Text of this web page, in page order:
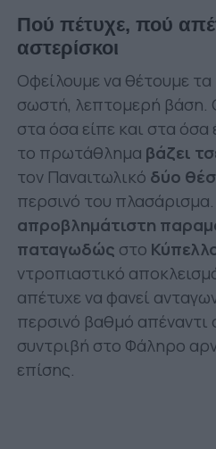
Πού πέτυχε, πού
αστερίσκοι
Οφείλουμε να θέτουμε
σωστή, λεπτομερή βάση.
στα όσα είπε και στα
το πρωτάθλημα βάζει
τον Παναιτωλικό δύο
περσινό του
απροβλημάτιστη
παταγωδώς στο
ντροπιαστικό
απέτυχε να φανεί
περσινό βαθμό απέναντι
συντριβή στο Φάληρο
επίσης.